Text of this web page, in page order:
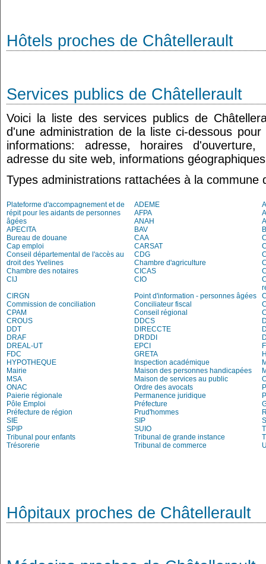
Hôtels proches de Châtellerault
Services publics de Châtellerault
Voici la liste des services publics de
d'une administration de la liste ci-dessous
informations: adresse, horaires
adresse du site web, informations
Types administrations rattachées à la commune
Plateforme d'accompagnement et de
répit pour les aidants de personnes
âgées
ADEME
AFPA
ANAH
APECITA
BAV
Bureau de douane
CAA
Cap emploi
CARSAT
Conseil départemental de l'accès au
droit des Yvelines
CDG
Chambre d'agriculture
Chambre des notaires
CICAS
CIJ
CIO
CIRGN
Point d'information - personnes âgées
Commission de conciliation
Conciliateur fiscal
CPAM
Conseil régional
CROUS
DDCS
DDT
DIRECCTE
DRAF
DRDDI
DREAL-UT
EPCI
FDC
GRETA
HYPOTHEQUE
Inspection académique
Mairie
Maison des personnes handicapées
MSA
Maison de services au public
ONAC
Ordre des avocats
Paierie régionale
Permanence juridique
Pôle Emploi
Préfecture
Préfecture de région
Prud'hommes
SIE
SIP
SPIP
SUIO
Tribunal pour enfants
Tribunal de grande instance
Trésorerie
Tribunal de commerce
Hôpitaux proches de Châtellerault